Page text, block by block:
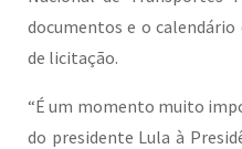
documentos e o
de licitação.
“É um momento muito
do presidente Lula à